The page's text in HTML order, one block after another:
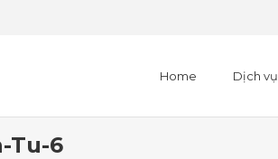
Home Dịch vụ
Tu-6